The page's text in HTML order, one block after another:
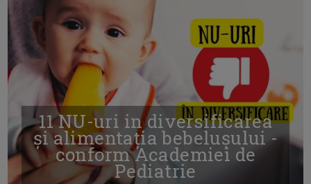
11 NU-uri in diversificarea
și alimentația bebelușului -
conform Academiei de
Pediatrie